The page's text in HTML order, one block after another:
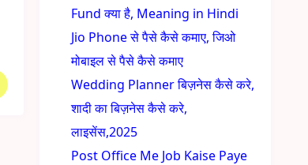
Fund क्या है, Meaning in Hindi
Jio Phone से पैसे कैसे कमाए, जिओ
मोबाइल से पैसे कैसे कमाए
Wedding Planner बिज़नेस कैसे करे,
शादी का बिज़नेस कैसे करे,
लाइसेंस,2025
Post Office Me Job Kaise Paye